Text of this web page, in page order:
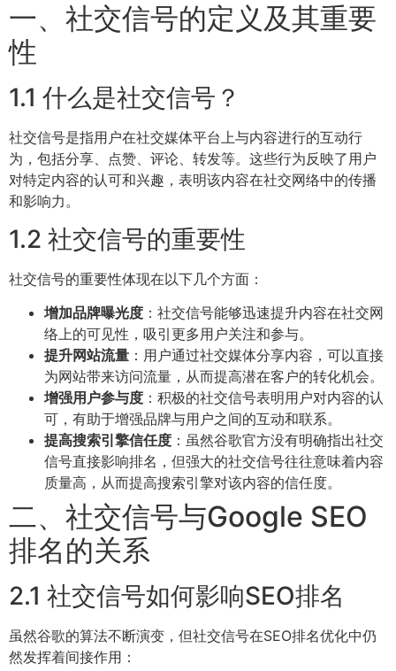
一、社交信号的定义及其重要
性
1.1 什么是社交信号？
社交信号是指用户在社交媒体平台上与内容进行的互动行
为，包括分享、点赞、评论、转发等。这些行为反映了用户
对特定内容的认可和兴趣，表明该内容在社交网络中的传播
和影响力。
1.2 社交信号的重要性
社交信号的重要性体现在以下几个方面：
增加品牌曝光度 ：社交信号能够迅速提升内容在社交网
络上的可见性，吸引更多用户关注和参与。
提升网站流量 ：用户通过社交媒体分享内容，可以直接
为网站带来访问流量，从而提高潜在客户的转化机会。
增强用户参与度 ：积极的社交信号表明用户对内容的认
可，有助于增强品牌与用户之间的互动和联系。
提高搜索引擎信任度 ：虽然谷歌官方没有明确指出社交
信号直接影响排名，但强大的社交信号往往意味着内容
质量高，从而提高搜索引擎对该内容的信任度。
二、社交信号与Google SEO
排名的关系
2.1 社交信号如何影响SEO排名
虽然谷歌的算法不断演变，但社交信号在SEO排名优化中仍
然发挥着间接作用：